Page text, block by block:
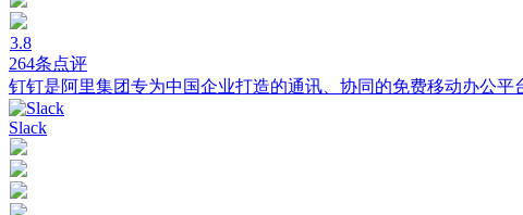
3.8
264条点评
钉钉是阿里集团专为中国企业打造的通讯、协同的免费移动办公平
Slack